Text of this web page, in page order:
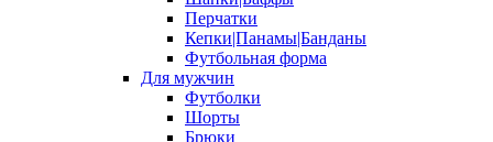
Перчатки
Кепки|Панамы|Банданы
Футбольная форма
Для мужчин
Футболки
Шорты
Брюки